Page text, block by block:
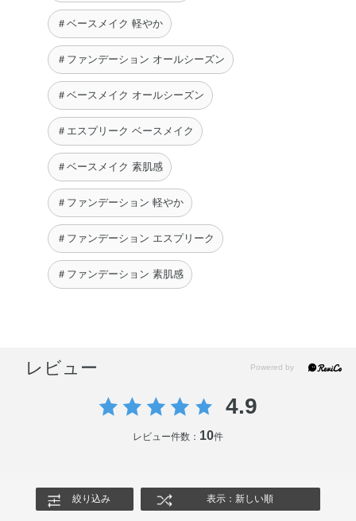
＃ベースメイク 軽やか
＃ファンデーション オールシーズン
＃ベースメイク オールシーズン
＃エスプリーク ベースメイク
＃ベースメイク 素肌感
＃ファンデーション 軽やか
＃ファンデーション エスプリーク
＃ファンデーション 素肌感
レビュー
4.9
レビュー件数： 10件
絞り込み 表示：新しい順